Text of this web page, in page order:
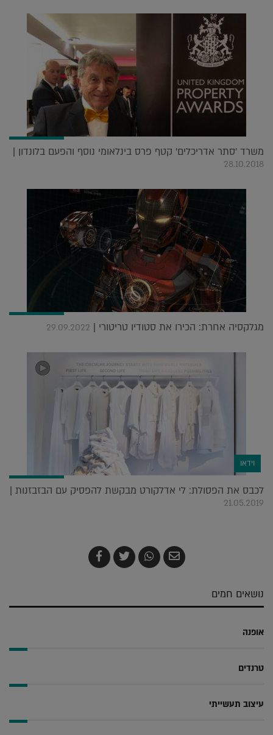
משרד 'סתר אדריכלים' קטף פרס בינלאומי נוסף והפעם בלונדון |
28.10.2018
מגלקסיה אחרת: הכירו את סטודיו טריטורי | 29.09.2022
וידאו
לכבס את הפסולת: לי אדלקורט מבקשת להפסיק עם הבזבזנות |
21.05.2019
שלח
בדואר
שתף
ב-
צייץ
ב-
שתף
ב-
נושאים חמים
אופנה
טרנדים
עיצוב תעשייתי